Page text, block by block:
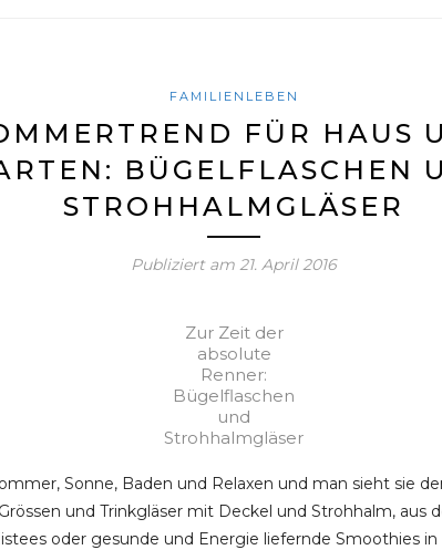
FAMILIENLEBEN
FÜR HAUS
BÜGELFLASCHEN
STROHHALMGLÄSER
Publiziert am 21. April 2016
Zur Zeit der
absolute
Renner:
Bügelflaschen
und
Strohhalmgläser
Sonne, Baden und Relaxen und man sieht sie
und Trinkgläser mit Deckel und Strohhalm, aus
oder gesunde und Energie liefernde Smoothies